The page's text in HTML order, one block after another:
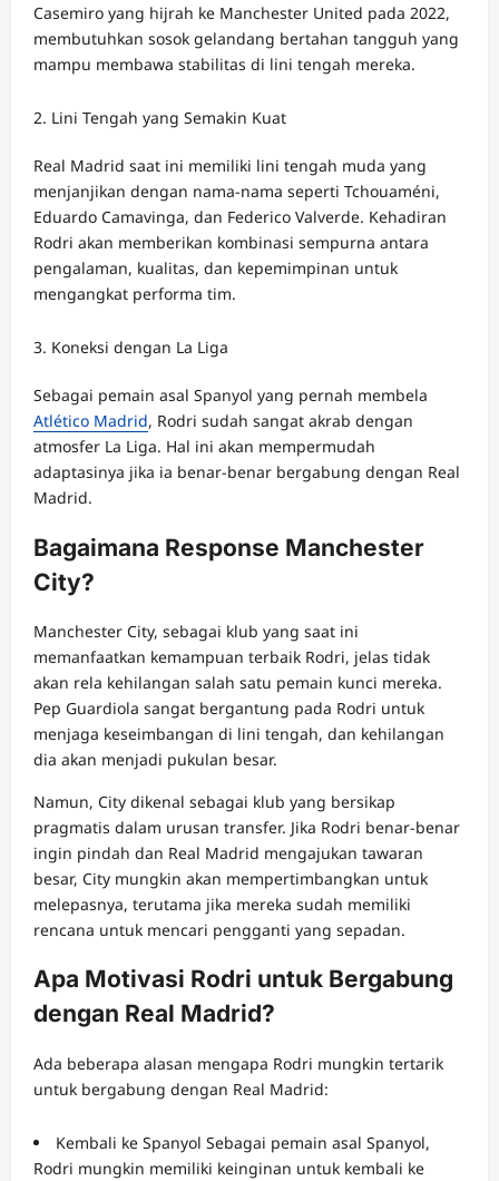
Casemiro yang hijrah ke Manchester United pada 2022,
membutuhkan sosok gelandang bertahan tangguh yang
mampu membawa stabilitas di lini tengah mereka.
Lini Tengah yang Semakin Kuat
Real Madrid saat ini memiliki lini tengah muda yang
menjanjikan dengan nama-nama seperti Tchouaméni,
Eduardo Camavinga, dan Federico Valverde. Kehadiran
Rodri akan memberikan kombinasi sempurna antara
pengalaman, kualitas, dan kepemimpinan untuk
mengangkat performa tim.
Koneksi dengan La Liga
Sebagai pemain asal Spanyol yang pernah membela
Atlético Madrid, Rodri sudah sangat akrab dengan
atmosfer La Liga. Hal ini akan mempermudah
adaptasinya jika ia benar-benar bergabung dengan Real
Madrid.
Bagaimana Response Manchester
City?
Manchester City, sebagai klub yang saat ini
memanfaatkan kemampuan terbaik Rodri, jelas tidak
akan rela kehilangan salah satu pemain kunci mereka.
Pep Guardiola sangat bergantung pada Rodri untuk
menjaga keseimbangan di lini tengah, dan kehilangan
dia akan menjadi pukulan besar.
Namun, City dikenal sebagai klub yang bersikap
pragmatis dalam urusan transfer. Jika Rodri benar-benar
ingin pindah dan Real Madrid mengajukan tawaran
besar, City mungkin akan mempertimbangkan untuk
melepasnya, terutama jika mereka sudah memiliki
rencana untuk mencari pengganti yang sepadan.
Apa Motivasi Rodri untuk Bergabung
dengan Real Madrid?
Ada beberapa alasan mengapa Rodri mungkin tertarik
untuk bergabung dengan Real Madrid:
Kembali ke Spanyol Sebagai pemain asal Spanyol,
Rodri mungkin memiliki keinginan untuk kembali ke